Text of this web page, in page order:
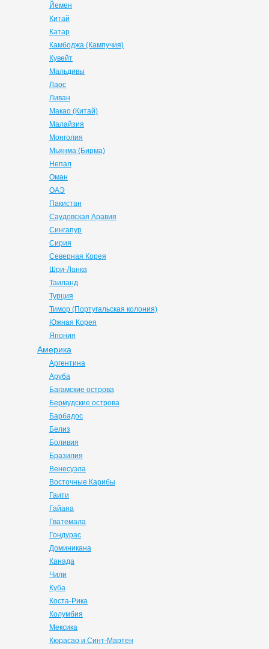
Йемен
Китай
Катар
Камбоджа (Кампучия)
Кувейт
Мальдивы
Лаос
Ливан
Макао (Китай)
Малайзия
Монголия
Мьянма (Бирма)
Непал
Оман
ОАЭ
Пакистан
Саудовская Аравия
Сингапур
Сирия
Северная Корея
Шри-Ланка
Таиланд
Турция
Тимор (Португальская колония)
Южная Корея
Япония
Америка
Аргентина
Аруба
Багамские острова
Бермудские острова
Барбадос
Белиз
Боливия
Бразилия
Венесуэла
Восточные Карибы
Гаити
Гайана
Гватемала
Гондурас
Доминикана
Канада
Чили
Куба
Коста-Рика
Колумбия
Мексика
Кюрасао и Синт-Мартен